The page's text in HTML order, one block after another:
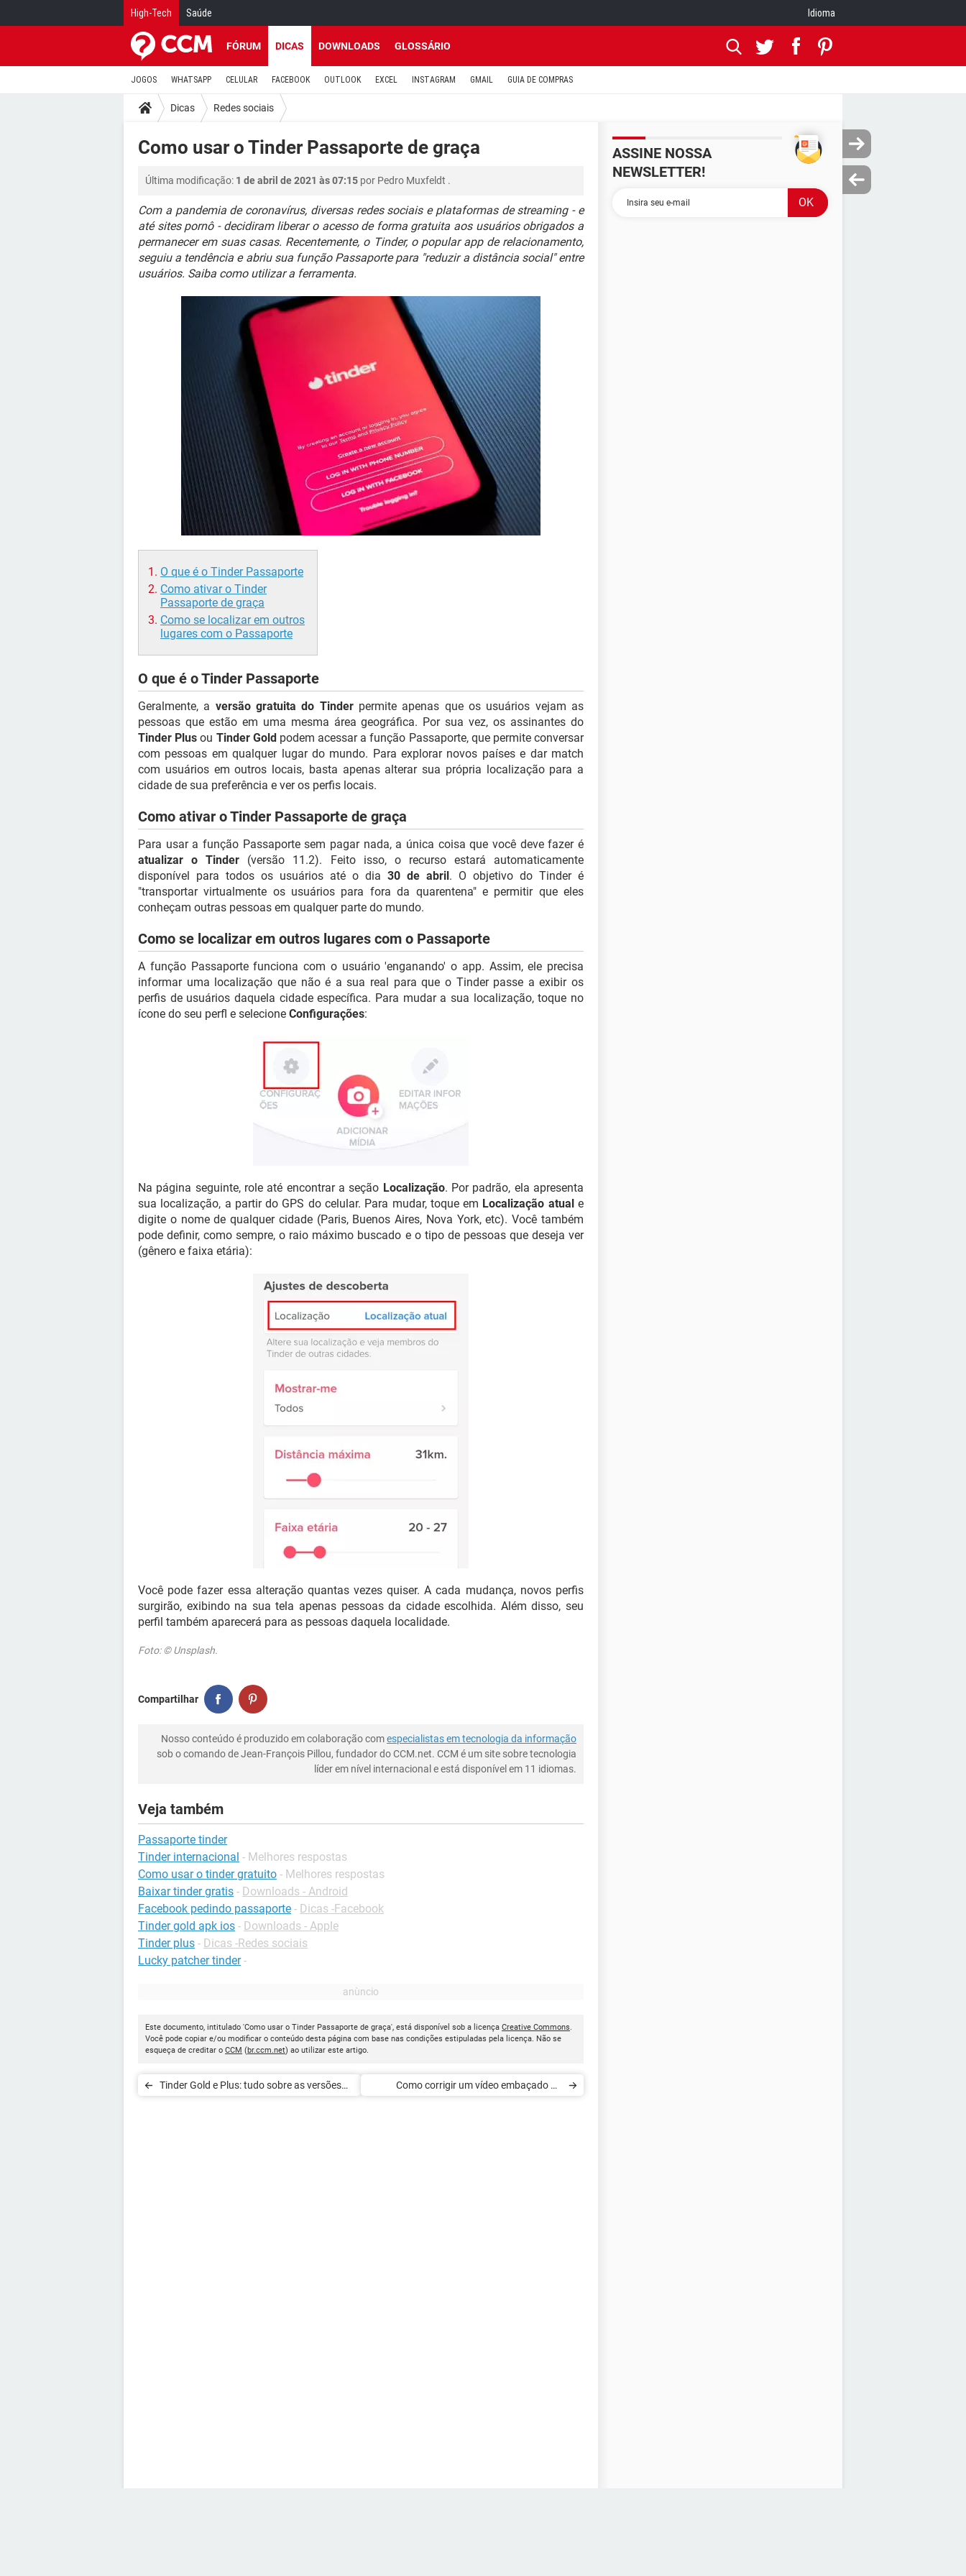
High-Tech Saúde Idioma
FÓRUM DICAS DOWNLOADS GLOSSÁRIO
JOGOS WHATSAPP CELULAR FACEBOOK OUTLOOK EXCEL INSTAGRAM GMAIL GUIA DE COMPRAS
Dicas Redes sociais
Como usar o Tinder Passaporte de graça
Última modificação: 1 de abril de 2021 às 07:15 por Pedro Muxfeldt .
Com a pandemia de coronavírus, diversas redes sociais e plataformas de streaming - e
até sites pornô - decidiram liberar o acesso de forma gratuita aos usuários obrigados a
permanecer em suas casas. Recentemente, o Tinder, o popular app de relacionamento,
seguiu a tendência e abriu sua função Passaporte para "reduzir a distância social" entre
usuários. Saiba como utilizar a ferramenta.
O que é o Tinder Passaporte
Como ativar o Tinder
Passaporte de graça
Como se localizar em outros
lugares com o Passaporte
O que é o Tinder Passaporte
Geralmente, a versão gratuita do Tinderpermite apenas que os usuários vejam as
pessoas que estão em uma mesma área geográfica. Por sua vez, os assinantes do
Tinder Plus ou Tinder Goldpodem acessar a função Passaporte, que permite conversar
com pessoas em qualquer lugar do mundo. Para explorar novos países e dar match
com usuários em outros locais, basta apenas alterar sua própria localização para a
cidade de sua preferência e ver os perfis locais.
Como ativar o Tinder Passaporte de graça
Para usar a função Passaporte sem pagar nada, a única coisa que você deve fazer é
atualizar o Tinder (versão 11.2). Feito isso, o recurso estará automaticamente
disponível para todos os usuários até o dia 30 de abril. O objetivo do Tinder é
"transportar virtualmente os usuários para fora da quarentena" e permitir que eles
conheçam outras pessoas em qualquer parte do mundo.
Como se localizar em outros lugares com o Passaporte
A função Passaporte funciona com o usuário 'enganando' o app. Assim, ele precisa
informar uma localização que não é a sua real para que o Tinder passe a exibir os
perfis de usuários daquela cidade específica. Para mudar a sua localização, toque no
ícone do seu perfl e selecione Configurações:
Na página seguinte, role até encontrar a seção Localização. Por padrão, ela apresenta
sua localização, a partir do GPS do celular. Para mudar, toque em Localização atuale
digite o nome de qualquer cidade (Paris, Buenos Aires, Nova York, etc). Você também
pode definir, como sempre, o raio máximo buscado e o tipo de pessoas que deseja ver
(gênero e faixa etária):
Você pode fazer essa alteração quantas vezes quiser. A cada mudança, novos perfis
surgirão, exibindo na sua tela apenas pessoas da cidade escolhida. Além disso, seu
perfil também aparecerá para as pessoas daquela localidade.
Foto: © Unsplash.
Compartilhar
Nosso conteúdo é produzido em colaboração comespecialistas em tecnologia da informação
sob o comando de Jean-François Pillou, fundador do CCM.net. CCM é um site sobre tecnologia
líder em nível internacional e está disponível em 11 idiomas.
Veja também
Passaporte tinder
Tinder internacional - Melhores respostas
Como usar o tinder gratuito - Melhores respostas
Baixar tinder gratis - Downloads - Android
Facebook pedindo passaporte - Dicas -Facebook
Tinder gold apk ios - Downloads - Apple
Tinder plus - Dicas -Redes sociais
Lucky patcher tinder -
Este documento, intitulado 'Como usar o Tinder Passaporte de graça', está disponível sob a licença Creative Commons.
Você pode copiar e/ou modificar o conteúdo desta página com base nas condições estipuladas pela licença. Não se
esqueça de creditar o CCM (br.ccm.net) ao utilizar este artigo.
Tinder Gold e Plus: tudo sobre as versões
Como corrigir um vídeo embaçado no
ASSINE NOSSA
NEWSLETTER!